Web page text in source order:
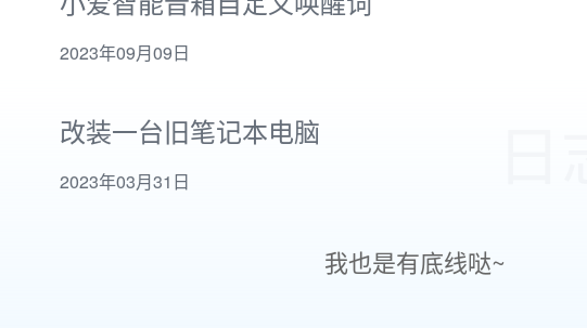
2023年09月09日
改装一台旧笔记本电脑
2023年03月31日
我也是有底线哒~